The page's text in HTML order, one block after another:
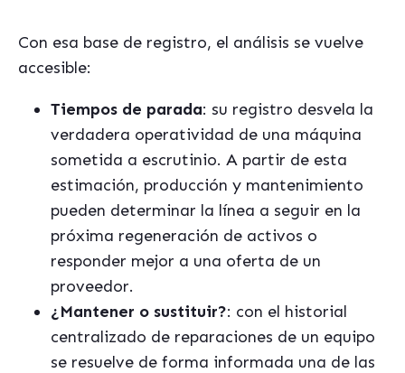
Con esa base de registro, el análisis se vuelve
accesible:
Tiempos de parada: su registro desvela la
verdadera operatividad de una máquina
sometida a escrutinio. A partir de esta
estimación, producción y mantenimiento
pueden determinar la línea a seguir en la
próxima regeneración de activos o
responder mejor a una oferta de un
proveedor.
¿Mantener o sustituir?: con el historial
centralizado de reparaciones de un equipo
se resuelve de forma informada una de las